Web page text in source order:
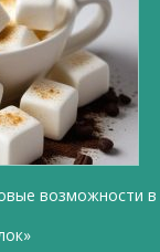
возможности в